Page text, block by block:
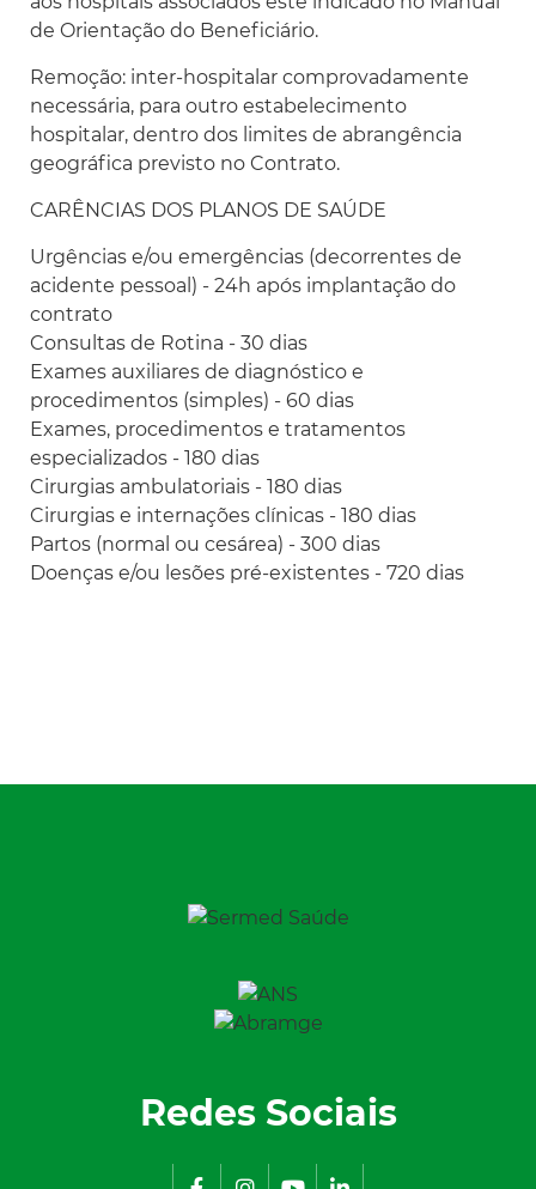
de Orientação do Beneficiário.
Remoção: inter-hospitalar comprovadamente
necessária, para outro estabelecimento
hospitalar, dentro dos limites de abrangência
geográfica previsto no Contrato.
CARÊNCIAS DOS PLANOS DE SAÚDE
Urgências e/ou emergências (decorrentes de
acidente pessoal) - 24h após implantação do
contrato
Consultas de Rotina - 30 dias
Exames auxiliares de diagnóstico e
procedimentos (simples) - 60 dias
Exames, procedimentos e tratamentos
especializados - 180 dias
Cirurgias ambulatoriais - 180 dias
Cirurgias e internações clínicas - 180 dias
Partos (normal ou cesárea) - 300 dias
Doenças e/ou lesões pré-existentes - 720 dias
Redes Sociais